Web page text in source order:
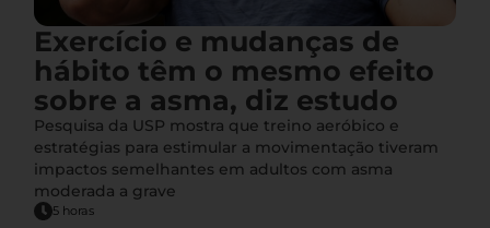
Exercício e mudanças de
hábito têm o mesmo efeito
sobre a asma, diz estudo
Pesquisa da USP mostra que treino aeróbico e
estratégias para estimular a movimentação tiveram
impactos semelhantes em adultos com asma
moderada a grave
5 horas